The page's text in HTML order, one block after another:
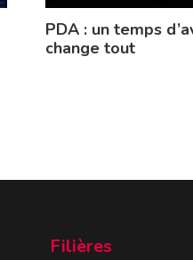
PDA : un temps
change tout
Filières